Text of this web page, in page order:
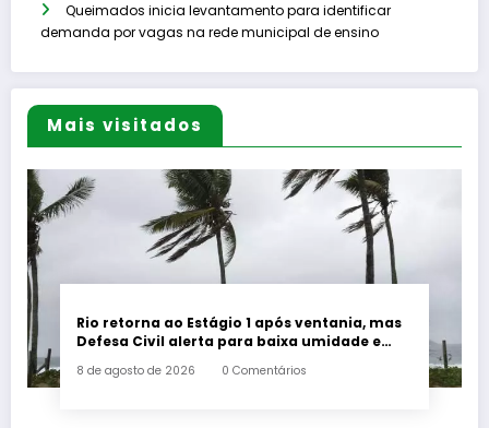
Queimados inicia levantamento para identificar
demanda por vagas na rede municipal de ensino
Mais visitados
Rio retorna ao Estágio 1 após ventania, mas
Defesa Civil alerta para baixa umidade e
8 de agosto de 2026 0 Comentários